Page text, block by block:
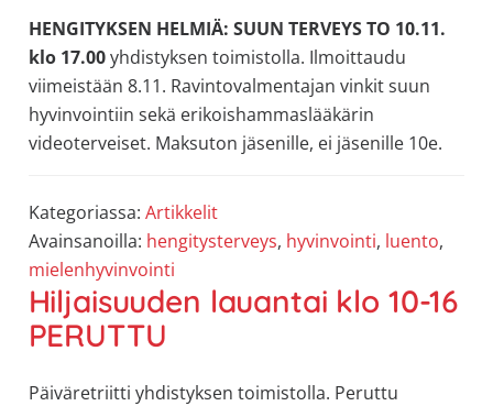
HENGITYKSEN HELMIÄ: SUUN TERVEYS TO 10.11.
klo 17.00yhdistyksen toimistolla. Ilmoittaudu
viimeistään 8.11. Ravintovalmentajan vinkit suun
hyvinvointiin sekä erikoishammaslääkärin
videoterveiset. Maksuton jäsenille, ei jäsenille 10e.
Kategoriassa: Artikkelit
Avainsanoilla: hengitysterveys, hyvinvointi, luento,
mielenhyvinvointi
Hiljaisuuden lauantai klo 10-16
PERUTTU
Päiväretriitti yhdistyksen toimistolla. Peruttu